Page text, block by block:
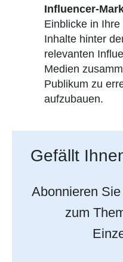
Influencer-
Einblicke in
Inhalte hinter
relevanten
Medien
Publikum zu
aufzubauen.
Gefällt
Abonnieren
zum